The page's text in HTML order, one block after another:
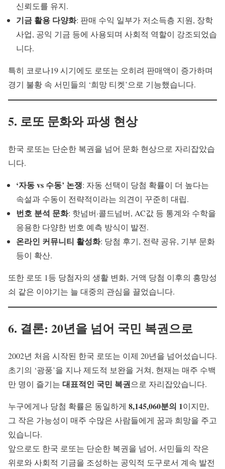
신뢰도를 유지.
기금 활용 다양화: 판매 수익 일부가 저소득층 지원, 장학
사업, 공익 기금 등에 사용되며 사회적 역할이 강조되었습
니다.
특히 코로나19 시기에도 로또는 오히려 판매액이 증가하며
경기 불황 속 서민들의 ‘희망 티켓’으로 기능했습니다.
5. 로또 문화와 파생 현상
한국 로또는 단순한 복권을 넘어 문화 현상으로 자리잡았습
니다.
‘자동 vs 수동’ 논쟁: 자동 선택이 당첨 확률이 더 높다는
속설과 수동이 전략적이라는 의견이 꾸준히 대립.
번호 분석 문화: 핫넘버·콜드넘버, AC값 등 통계와 수학을
응용한 다양한 번호 예측 방식이 발전.
온라인 커뮤니티 활성화: 당첨 후기, 전략 공유, 기부 문화
등이 확산.
또한 로또 1등 당첨자의 생활 변화, 거액 당첨 이후의 흥망성
쇠 같은 이야기는 늘 대중의 관심을 끌었습니다.
6. 결론: 20년을 넘어 국민 복권으로
2002년 처음 시작된 한국 로또는 이제 20년을 넘어섰습니다.
초기의 ‘광풍’을 지나 제도적 보완을 거쳐, 현재는 매주 수백
만 명이 즐기는 대표적인 국민 복권으로 자리잡았습니다.
누구에게나 당첨 확률은 동일하게 8,145,060분의 1이지만,
그 작은 가능성이 매주 수많은 사람들에게 꿈과 희망을 주고
있습니다.
앞으로도 한국 로또는 단순한 복권을 넘어, 서민들의 작은
위로와 사회적 기금을 조성하는 공익적 도구로서 계속 발전